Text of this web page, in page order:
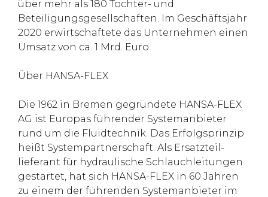
über mehr als 180 Tochter- und
Beteiligungsgesellschaften. Im Geschäftsjahr
2020 erwirtschaftete das Unternehmen einen
Umsatz von ca. 1 Mrd. Euro.
Über HANSA-FLEX
Die 1962 in Bremen gegründete HANSA-FLEX
AG ist Europas führender Systemanbieter
rund um die Fluidtechnik. Das Erfolgsprinzip
heißt Systempartnerschaft. Als Ersatzteil-
lieferant für hydraulische Schlauchleitungen
gestartet, hat sich HANSA-FLEX in 60 Jahren
zu einem der führenden Systemanbieter im